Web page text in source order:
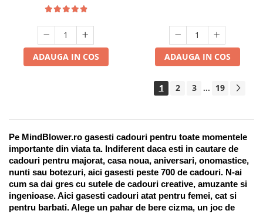
ADAUGA IN COS ADAUGA IN COS
1 2 3 ... 19
Pe MindBlower.ro gasesti cadouri pentru toate momentele
importante din viata ta. Indiferent daca esti in cautare de
cadouri pentru majorat, casa noua, aniversari, onomastice,
nunti sau botezuri, aici gasesti peste 700 de cadouri. N-ai
cum sa dai gres cu sutele de cadouri creative, amuzante si
ingenioase. Aici gasesti cadouri atat pentru femei, cat si
pentru barbati. Alege un pahar de bere cizma, un joc de